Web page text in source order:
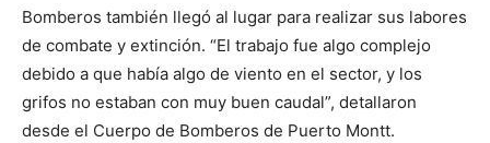
Bomberos también llegó al lugar para realizar sus labores
de combate y extinción. “El trabajo fue algo complejo
debido a que había algo de viento en el sector, y los
grifos no estaban con muy buen caudal”, detallaron
desde el Cuerpo de Bomberos de Puerto Montt.